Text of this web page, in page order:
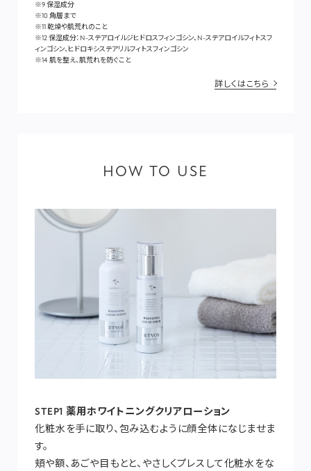
※9 保湿成分
※10 角層まで
※11 乾燥や肌荒れのこと
※12 保湿成分：N-ステアロイルジヒドロスフィンゴシン、N-ステアロイルフィトスフ
ィンゴシン、ヒドロキシステアリルフィトスフィンゴシン
※14 肌を整え、肌荒れを防ぐこと
詳しくはこちら
HOW TO USE
STEP1 薬用ホワイトニングクリアローション
化粧水を手に取り、包み込むように顔全体になじませま
す。
頬や額、あごや目もとと、やさしくプレスして化粧水をな